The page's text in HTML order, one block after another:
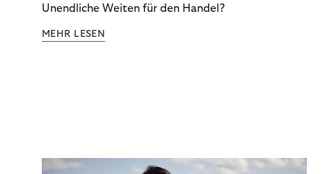
Unendliche Weiten für den Handel?
MEHR LESEN